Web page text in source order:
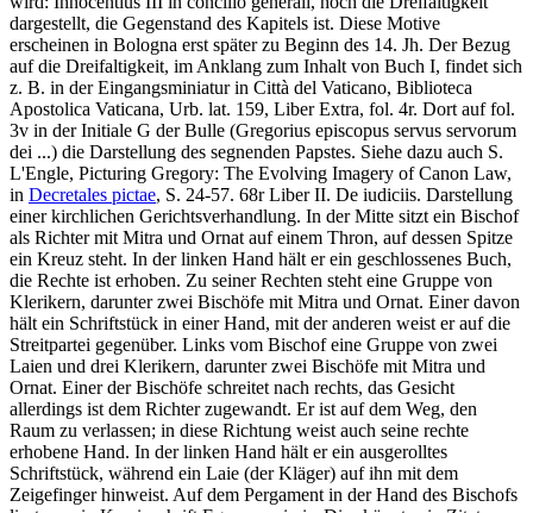
dargestellt, die Gegenstand des Kapitels ist. Diese Motive
erscheinen in Bologna erst später zu Beginn des 14. Jh. Der Bezug
auf die Dreifaltigkeit, im Anklang zum Inhalt von Buch I, findet sich
z. B. in der Eingangsminiatur in Città del Vaticano, Biblioteca
Apostolica Vaticana, Urb. lat. 159, Liber Extra, fol. 4r. Dort auf fol.
3v in der Initiale G der Bulle (Gregorius episcopus servus servorum
dei ...) die Darstellung des segnenden Papstes. Siehe dazu auch S.
L'Engle, Picturing Gregory: The Evolving Imagery of Canon Law,
in Decretales pictae, S. 24-57. 68r Liber II. De iudiciis. Darstellung
einer kirchlichen Gerichtsverhandlung. In der Mitte sitzt ein Bischof
als Richter mit Mitra und Ornat auf einem Thron, auf dessen Spitze
ein Kreuz steht. In der linken Hand hält er ein geschlossenes Buch,
die Rechte ist erhoben. Zu seiner Rechten steht eine Gruppe von
Klerikern, darunter zwei Bischöfe mit Mitra und Ornat. Einer davon
hält ein Schriftstück in einer Hand, mit der anderen weist er auf die
Streitpartei gegenüber. Links vom Bischof eine Gruppe von zwei
Laien und drei Klerikern, darunter zwei Bischöfe mit Mitra und
Ornat. Einer der Bischöfe schreitet nach rechts, das Gesicht
allerdings ist dem Richter zugewandt. Er ist auf dem Weg, den
Raum zu verlassen; in diese Richtung weist auch seine rechte
erhobene Hand. In der linken Hand hält er ein ausgerolltes
Schriftstück, während ein Laie (der Kläger) auf ihn mit dem
Zeigefinger hinweist. Auf dem Pergament in der Hand des Bischofs